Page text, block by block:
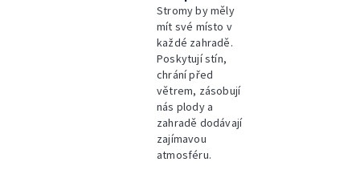
Stromy by měly
mít své místo v
každé zahradě.
Poskytují stín,
chrání před
větrem, zásobují
nás plody a
zahradě dodávají
zajímavou
atmosféru.